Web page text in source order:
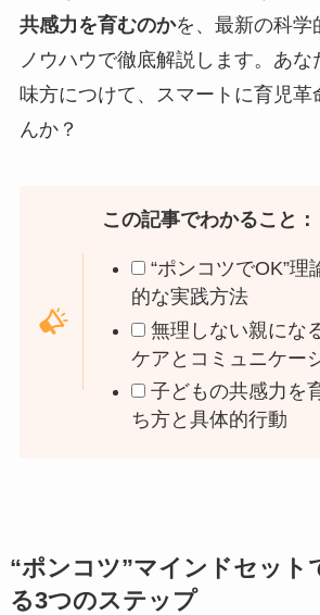
共感力を育むのかを、最新の科学
ノウハウで徹底解説します。あな
味方につけて、スマートに育児革
んか？
この記事でわかること：
“ポンコツでOK”理
的な実践方法
無理しない親にな
ケアとコミュニケー
子どもの共感力を
ち方と具体的行動
“ポンコツ”マインドセット
る3つのステップ